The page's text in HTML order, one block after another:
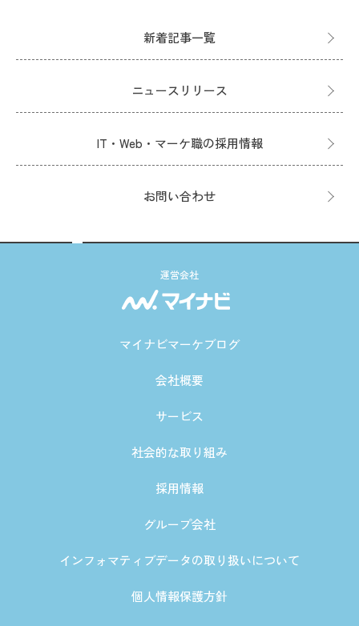
新着記事一覧
ニュースリリース
IT・Web・マーケ職の採用情報
お問い合わせ
運営会社
マイナビマーケブログ
会社概要
サービス
社会的な取り組み
採用情報
グループ会社
インフォマティブデータの取り扱いについて
個人情報保護方針